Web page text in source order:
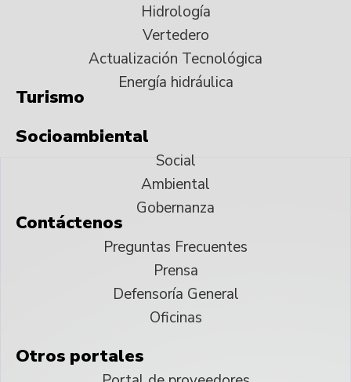
Hidrología
Vertedero
Actualización Tecnológica
Energía hidráulica
Turismo
Socioambiental
Social
Ambiental
Gobernanza
Contáctenos
Preguntas Frecuentes
Prensa
Defensoría General
Oficinas
Otros portales